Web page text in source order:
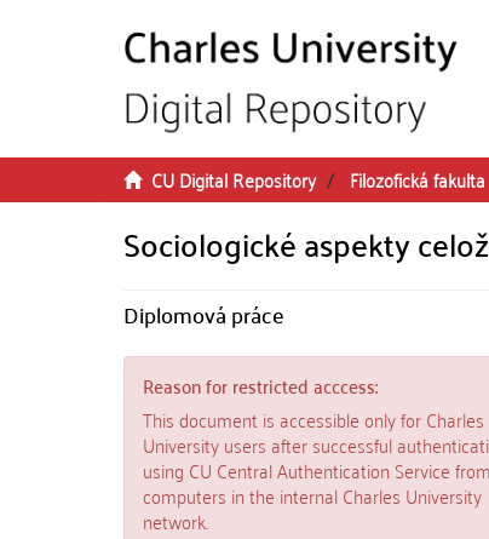
CU Digital Repository Filozofická fakulta
Sociologické aspekty
Diplomová práce
Reason for restricted acccess:
This document is accessible only for Charles
University users after successful
using CU Central Authentication Service from
computers in the internal Charles University
network.